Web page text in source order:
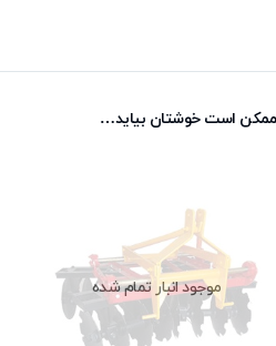
ممکن است خوشتان بیاید…
موجود انبار تمام شده